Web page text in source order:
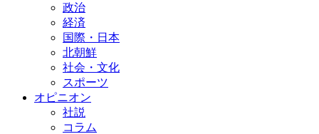
政治
経済
国際・日本
北朝鮮
社会・文化
スポーツ
オピニオン
社説
コラム